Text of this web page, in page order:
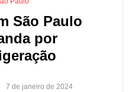
São Paulo
por
7 de janeiro de 2024